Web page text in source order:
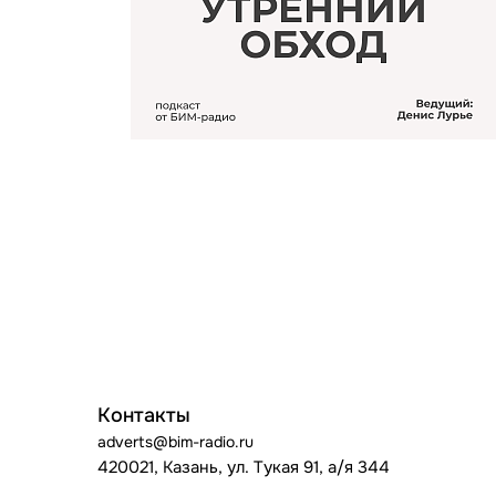
Контакты
adverts@bim-radio.ru
420021, Казань, ул. Тукая 91, а/я 344